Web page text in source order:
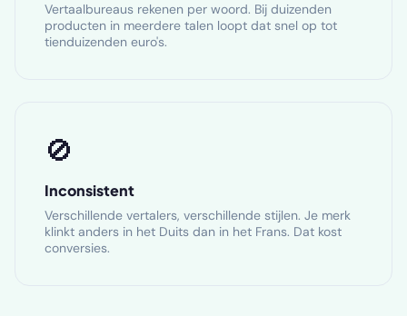
Vertaalbureaus rekenen per woord. Bij duizenden
producten in meerdere talen loopt dat snel op tot
tienduizenden euro's.
🚫
Inconsistent
Verschillende vertalers, verschillende stijlen. Je merk
klinkt anders in het Duits dan in het Frans. Dat kost
conversies.